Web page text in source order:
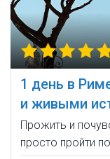
1 день в
и живыми
Прожить и
просто пройти